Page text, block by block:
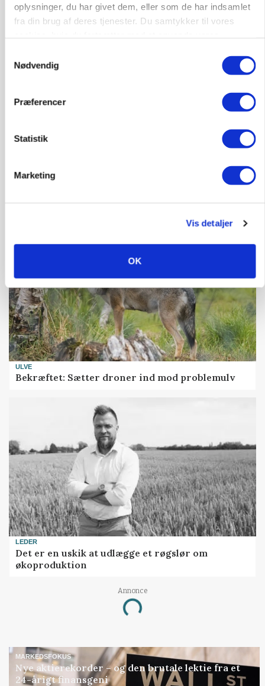
oplysninger, du har givet dem, eller som de har indsamlet
fra din brug af deres tjenester. Du samtykker til vores
Nødvendig
Præferencer
Statistik
Marketing
Vis detaljer
OK
Loading...
MARKED
presset marked for oksekød
ULVE
Bekræftet: Sætter droner ind mod problemulv
LEDER
Det er en uskik at udlægge et røgslør om
økoproduktion
Annonce
Loading...
MARKEDSFOKUS
Nye aktierekorder – og den brutale lektie fra et
24-årigt finansgeni